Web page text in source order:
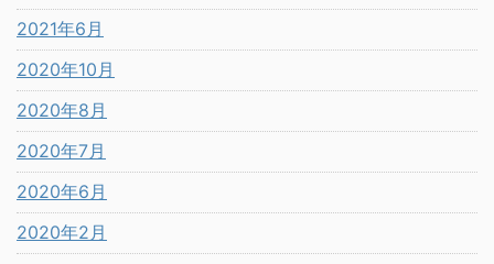
2021年6月
2020年10月
2020年8月
2020年7月
2020年6月
2020年2月